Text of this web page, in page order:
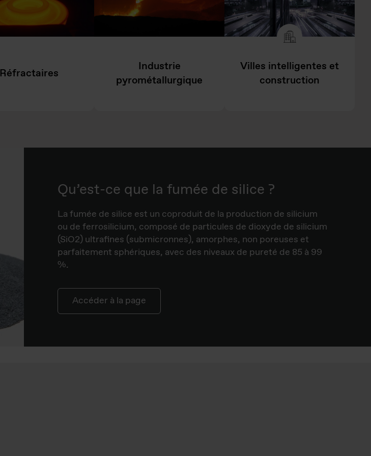
Réfractaires
Industrie
pyrométallurgique
Villes intelligentes et
construction
Qu’est-ce que la fumée de silice ?
La fumée de silice est un coproduit de la production de silicium
ou de ferrosilicium, composé de particules de dioxyde de silicium
(SiO2) ultrafines (submicronnes), amorphes, non poreuses et
parfaitement sphériques, avec des niveaux de pureté de 85 à 99
%.
Accéder à la page